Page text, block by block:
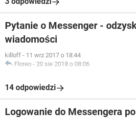
Pytanie o Messenger -
wiadomości
killoff - 11 wrz 2017 o 18:44
Floreo - 20 sie 2018 o 08:06
14 odpowiedzi
Logowanie do Messengera